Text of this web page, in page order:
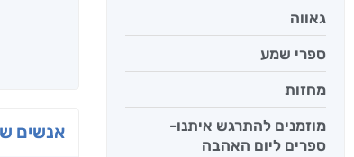
גאווה
ספרי שמע
מחזות
מוזמנים להתרגש איתנו-
ספרים ליום האהבה
אנשים